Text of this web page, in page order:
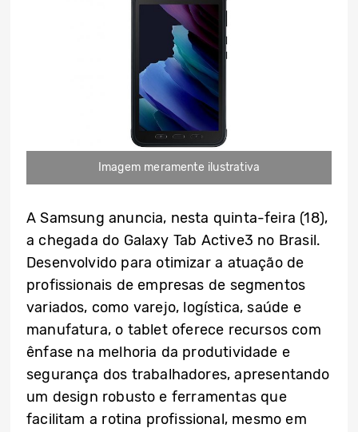
Imagem meramente ilustrativa
A Samsung anuncia, nesta quinta-feira (18),
a chegada do Galaxy Tab Active3 no Brasil.
Desenvolvido para otimizar a atuação de
profissionais de empresas de segmentos
variados, como varejo, logística, saúde e
manufatura, o tablet oferece recursos com
ênfase na melhoria da produtividade e
segurança dos trabalhadores, apresentando
um design robusto e ferramentas que
facilitam a rotina profissional, mesmo em